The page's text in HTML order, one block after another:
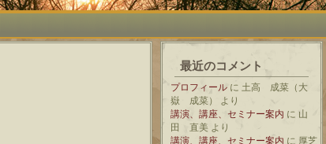
最近のコメント
プロフィール に 土高 成菜（大
嶽 成菜）
より
講演、講座、セミナー案内 に 山
田 直美 より
講演、講座、セミナー案内 に 厚芝